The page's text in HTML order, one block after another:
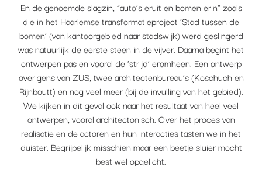
En de genoemde slagzin, “auto’s eruit en bomen erin” zoals
die in het Haarlemse transformatieproject ‘Stad tussen de
bomen’ (van kantoorgebied naar stadswijk) werd geslingerd
was natuurlijk de eerste steen in de vijver. Daarna begint het
ontwerpen pas en vooral de ‘strijd’ eromheen. Een ontwerp
overigens van ZUS, twee architectenbureau’s (Koschuch en
Rijnboutt) en nog veel meer (bij de invulling van het gebied).
We kijken in dit geval ook naar het resultaat van heel veel
ontwerpen, vooral architectonisch. Over het proces van
realisatie en de actoren en hun interacties tasten we in het
duister. Begrijpelijk misschien maar een beetje sluier mocht
best wel opgelicht.